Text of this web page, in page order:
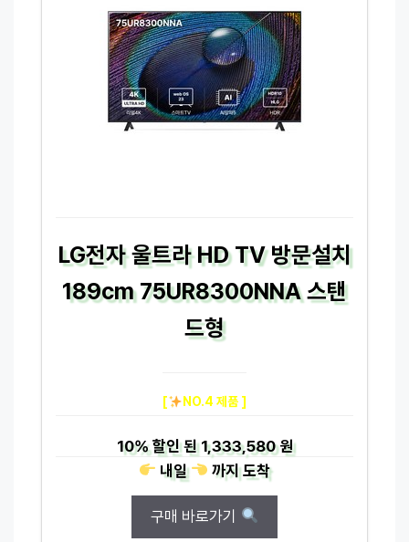
LG전자 울트라 HD TV 방문설치
189cm 75UR8300NNA 스탠
드형
[ NO.4 제품 ]
10%할인 된1,333,580 원
내일
까지도착
구매 바로가기